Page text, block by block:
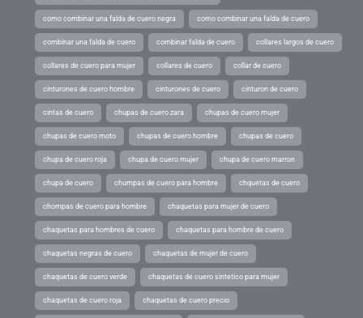
como combinar una falda de cuero negra como combinar una falda de cuero
combinar una falda de cuero combinar falda de cuero collares largos de cuero
collares de cuero para mujer collares de cuero collar de cuero
cinturones de cuero hombre cinturones de cuero cinturon de cuero
cintas de cuero chupas de cuero zara chupas de cuero mujer
chupas de cuero moto chupas de cuero hombre chupas de cuero
chupa de cuero roja chupa de cuero mujer chupa de cuero marron
chupa de cuero chumpas de cuero para hombre chquetas de cuero
chompas de cuero para hombre chaquetas para mujer de cuero
chaquetas para hombres de cuero chaquetas para hombre de cuero
chaquetas negras de cuero chaquetas de mujer de cuero
chaquetas de cuero verde chaquetas de cuero sintetico para mujer
chaquetas de cuero roja chaquetas de cuero precio